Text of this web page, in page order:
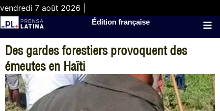
vendredi 7 août 2026 |
Édition française
Des gardes forestiers provoquent des
émeutes en Haïti